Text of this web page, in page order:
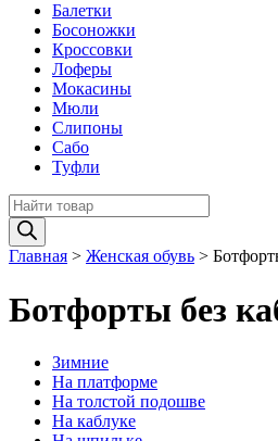
Балетки
Босоножки
Кроссовки
Лоферы
Мокасины
Мюли
Слипоны
Сабо
Туфли
Поиск
товаров
Главная > Женская обувь >
Ботфорты без
Зимние
На платформе
На толстой подошве
На каблуке